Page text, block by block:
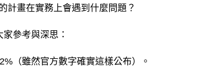
計畫在實務上會遇到什麼問題？
參考與深思：
（雖然官方數字確實這樣公布）。